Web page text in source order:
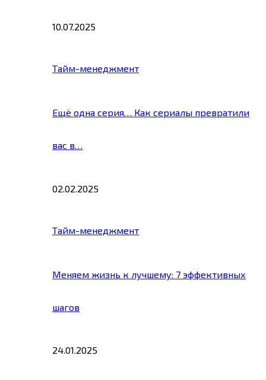
10.07.2025
Тайм-менеджмент
Ещё одна серия… Как сериалы превратили
вас в…
02.02.2025
Тайм-менеджмент
Меняем жизнь к лучшему: 7 эффективных
шагов
24.01.2025